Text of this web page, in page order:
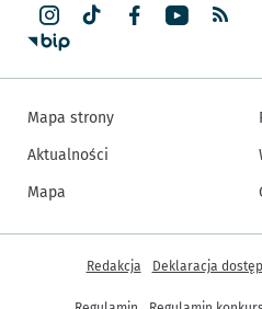
Mapa strony
Aktualności
Mapa
Inne informacje
Redakcja Deklaracja